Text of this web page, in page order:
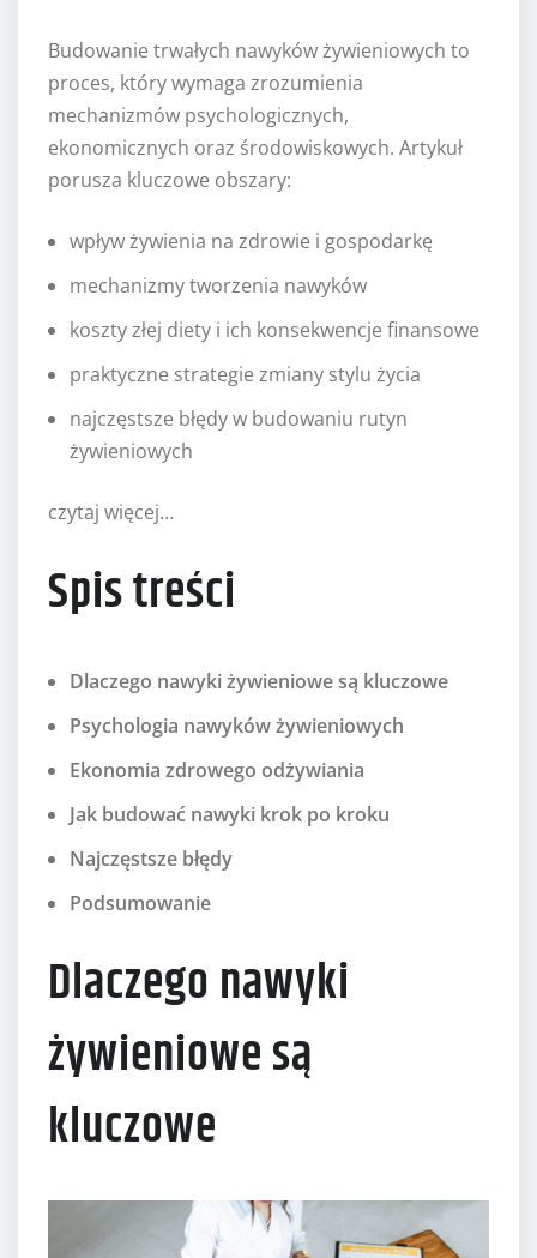
Budowanie trwałych nawyków żywieniowych to
proces, który wymaga zrozumienia
mechanizmów psychologicznych,
ekonomicznych oraz środowiskowych. Artykuł
porusza kluczowe obszary:
wpływ żywienia na zdrowie i gospodarkę
mechanizmy tworzenia nawyków
koszty złej diety i ich konsekwencje finansowe
praktyczne strategie zmiany stylu życia
najczęstsze błędy w budowaniu rutyn
żywieniowych
czytaj więcej…
Spis treści
Dlaczego nawyki żywieniowe są kluczowe
Psychologia nawyków żywieniowych
Ekonomia zdrowego odżywiania
Jak budować nawyki krok po kroku
Najczęstsze błędy
Podsumowanie
Dlaczego nawyki
żywieniowe są
kluczowe